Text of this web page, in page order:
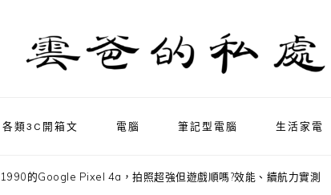
各類3C開箱文 電腦 筆記型電腦 生活家電
的Google Pixel 4a，拍照超強但遊戲順嗎?效能、續航力實測